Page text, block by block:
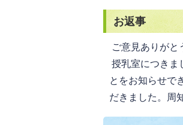
お返事
ご意見ありがと
授乳室につきま
とをお知らせで
だきました。周